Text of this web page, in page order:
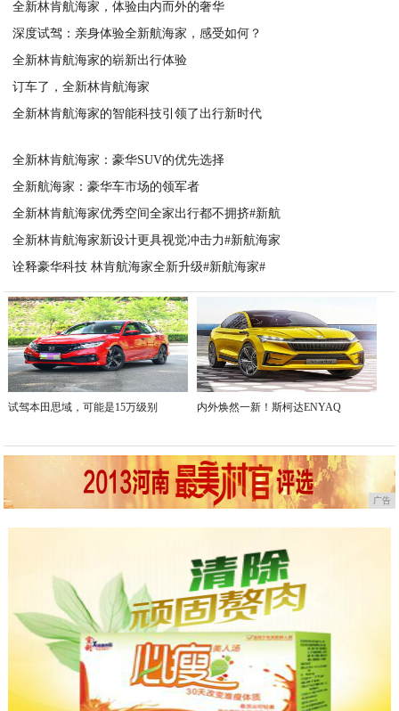
全新林肯航海家，体验由内而外的奢华
深度试驾：亲身体验全新航海家，感受如何？
全新林肯航海家的崭新出行体验
订车了，全新林肯航海家
全新林肯航海家的智能科技引领了出行新时代
全新林肯航海家：豪华SUV的优先选择
全新航海家：豪华车市场的领军者
全新林肯航海家优秀空间全家出行都不拥挤#新航
全新林肯航海家新设计更具视觉冲击力#新航海家
诠释豪华科技 林肯航海家全新升级#新航海家#
2023-06-28
试驾本田思域，可能是15万级别 内外焕然一新！斯柯达ENYAQ
广告